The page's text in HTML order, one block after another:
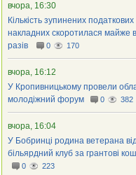
вчора, 16:30
Кількість зупинених податкових
накладних скоротилася майже
разів
0 170
вчора, 16:12
У Кропивницькому провели
молодіжний форум
0 382
вчора, 16:04
У Бобринці родина ветерана
більярдний клуб за грантові
0 223